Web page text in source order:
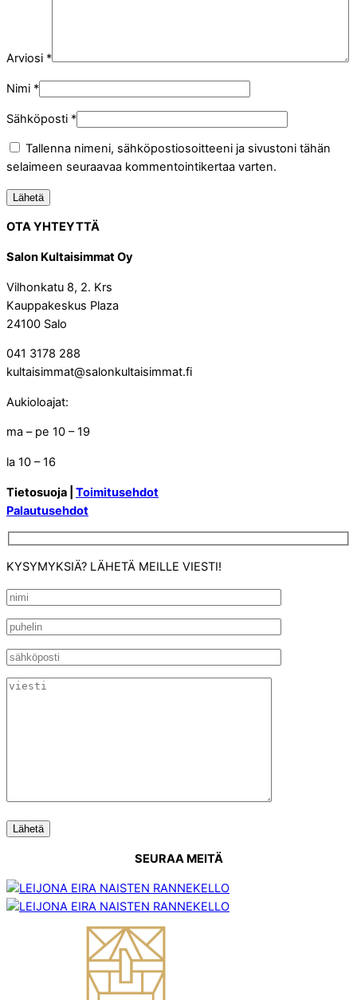
Arviosi *
Nimi *
Sähköposti *
Tallenna nimeni, sähköpostiosoitteeni ja sivustoni tähän
selaimeen seuraavaa kommentointikertaa varten.
OTA YHTEYTTÄ
Salon Kultaisimmat Oy
Vilhonkatu 8, 2. Krs
Kauppakeskus Plaza
24100 Salo
041 3178 288
kultaisimmat@salonkultaisimmat.fi
Aukioloajat:
ma – pe 10 – 19
la 10 – 16
Tietosuoja | Toimitusehdot
Palautusehdot
KYSYMYKSIÄ? LÄHETÄ MEILLE VIESTI!
SEURAA MEITÄ